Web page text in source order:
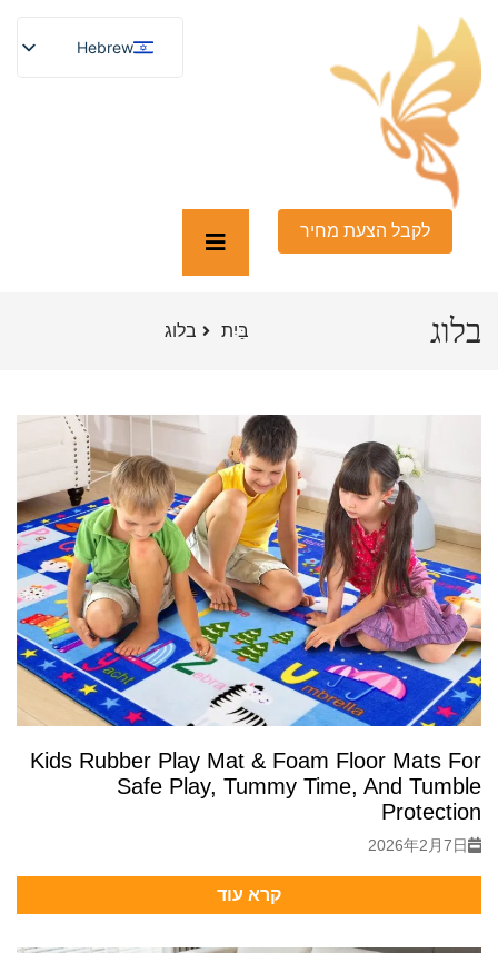
Hebrew
English
Afrikaans
Japanese
Portuguese
לקבל הצעת מחיר
בלוג בַּיִת בלוג
Kids Rubber Play Mat & Foam Floor Mats For
Safe Play, Tummy Time, And Tumble
Protection
2026年2月7日
קרא עוד